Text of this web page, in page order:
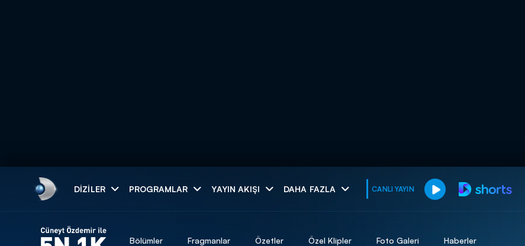
DIZILER PROGRAMLAR YAYIN AKIŞI DAHA FAZLA CANLI YAYIN
muhteşem ikili
Bölümler Fragmanlar Özetler Özel Klipler Foto Galeri Haberler